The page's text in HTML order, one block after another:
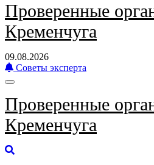
Проверенные
Кременчуга
09.08.2026
Советы эксперта
Проверенные
Кременчуга